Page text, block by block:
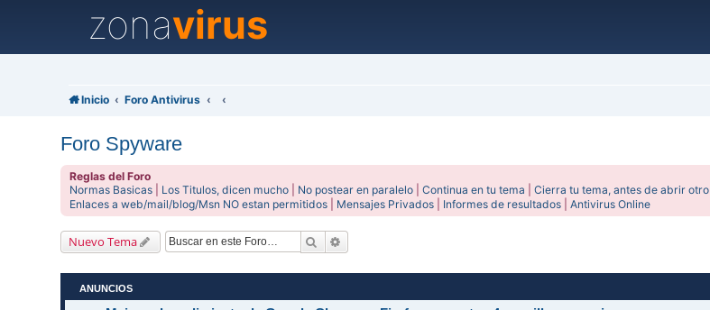
zonavirus
Inicio Foro Antivirus
Foro Spyware
Reglas del Foro
Normas Basicas
Los Titulos, dicen mucho No postear en paralelo |Continua en tu tema |Cierra tu tema, antes de abrir otro
Enlaces a web/mail/blog/Msn NO estan permitidos
Mensajes Privados Informes de resultados |Antivirus Online
Nuevo Tema Buscar
ANUNCIOS